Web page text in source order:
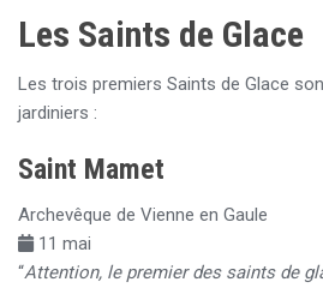
Les Saints de Glace
Les trois premiers Saints de Glace
jardiniers :
Saint Mamet
Archevêque de Vienne en Gaule
11 mai
“Attention, le premier des saints de